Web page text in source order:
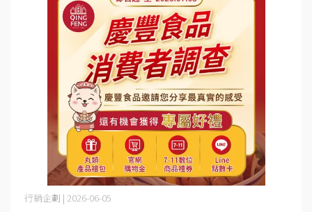
行銷企劃 | 2026-06-05